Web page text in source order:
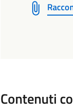
Contenuti